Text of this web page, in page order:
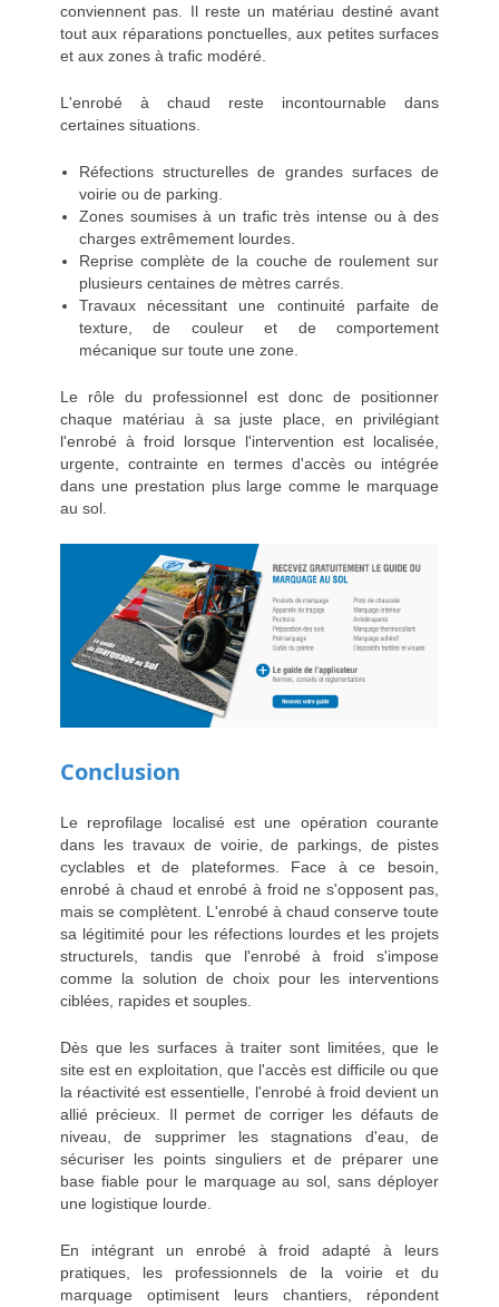
conviennent pas. Il reste un matériau destiné avant
tout aux réparations ponctuelles, aux petites surfaces
et aux zones à trafic modéré.
L'enrobé à chaud reste incontournable dans
certaines situations.
Réfections structurelles de grandes surfaces de
voirie ou de parking.
Zones soumises à un trafic très intense ou à des
charges extrêmement lourdes.
Reprise complète de la couche de roulement sur
plusieurs centaines de mètres carrés.
Travaux nécessitant une continuité parfaite de
texture, de couleur et de comportement
mécanique sur toute une zone.
Le rôle du professionnel est donc de positionner
chaque matériau à sa juste place, en privilégiant
l'enrobé à froid lorsque l'intervention est localisée,
urgente, contrainte en termes d'accès ou intégrée
dans une prestation plus large comme le marquage
au sol.
Conclusion
Le reprofilage localisé est une opération courante
dans les travaux de voirie, de parkings, de pistes
cyclables et de plateformes. Face à ce besoin,
enrobé à chaud et enrobé à froid ne s'opposent pas,
mais se complètent. L'enrobé à chaud conserve toute
sa légitimité pour les réfections lourdes et les projets
structurels, tandis que l'enrobé à froid s'impose
comme la solution de choix pour les interventions
ciblées, rapides et souples.
Dès que les surfaces à traiter sont limitées, que le
site est en exploitation, que l'accès est difficile ou que
la réactivité est essentielle, l'enrobé à froid devient un
allié précieux. Il permet de corriger les défauts de
niveau, de supprimer les stagnations d'eau, de
sécuriser les points singuliers et de préparer une
base fiable pour le marquage au sol, sans déployer
une logistique lourde.
En intégrant un enrobé à froid adapté à leurs
pratiques, les professionnels de la voirie et du
marquage optimisent leurs chantiers, répondent